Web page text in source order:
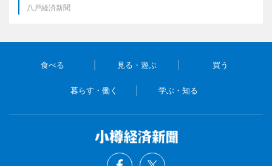
八戸経済新聞
食べる 見る・遊ぶ 買う
暮らす・働く 学ぶ・知る